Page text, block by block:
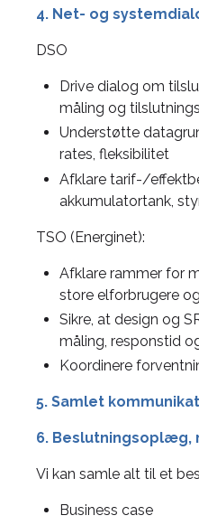
4. Net- og
DSO
Drive dialog om
måling og
Understøtte
rates, fleksibilitet
Afklare tarif-/
akkumulatortank,
TSO (Energinet):
Afklare rammer for
store elforbrugere
Sikre, at design og
måling, responstid
Koordinere
5. Samlet
6. Beslutningsoplæg,
Vi kan samle alt til et
Business case